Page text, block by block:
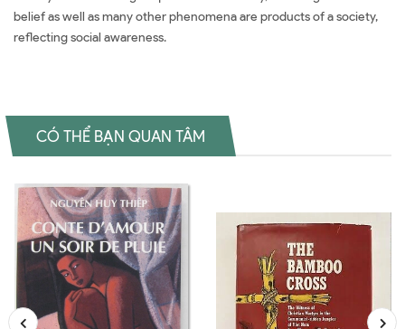
belief as well as many other phenomena are products of a society,
reflecting social awareness.
CÓ THỂ BẠN QUAN TÂM